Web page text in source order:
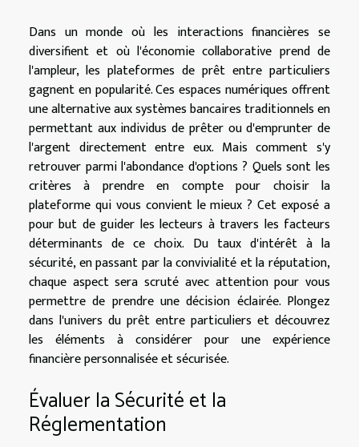
Dans un monde où les interactions financières se
diversifient et où l'économie collaborative prend de
l'ampleur, les plateformes de prêt entre particuliers
gagnent en popularité. Ces espaces numériques offrent
une alternative aux systèmes bancaires traditionnels en
permettant aux individus de prêter ou d'emprunter de
l'argent directement entre eux. Mais comment s'y
retrouver parmi l'abondance d'options ? Quels sont les
critères à prendre en compte pour choisir la
plateforme qui vous convient le mieux ? Cet exposé a
pour but de guider les lecteurs à travers les facteurs
déterminants de ce choix. Du taux d'intérêt à la
sécurité, en passant par la convivialité et la réputation,
chaque aspect sera scruté avec attention pour vous
permettre de prendre une décision éclairée. Plongez
dans l'univers du prêt entre particuliers et découvrez
les éléments à considérer pour une expérience
financière personnalisée et sécurisée.
Évaluer la Sécurité et la
Réglementation